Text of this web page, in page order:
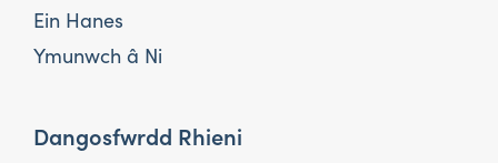
Ein Hanes
Ymunwch â Ni
Dangosfwrdd Rhieni